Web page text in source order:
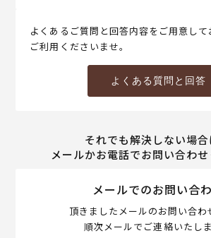
よくあるご質問と回答内容をご用意し
ご利用くださいませ。
よくある質問と回答
それでも解決しない場合
メールかお電話でお問い合わせ
メールでのお問い合
頂きましたメールのお問い合わ
順次メールでご連絡いたしま